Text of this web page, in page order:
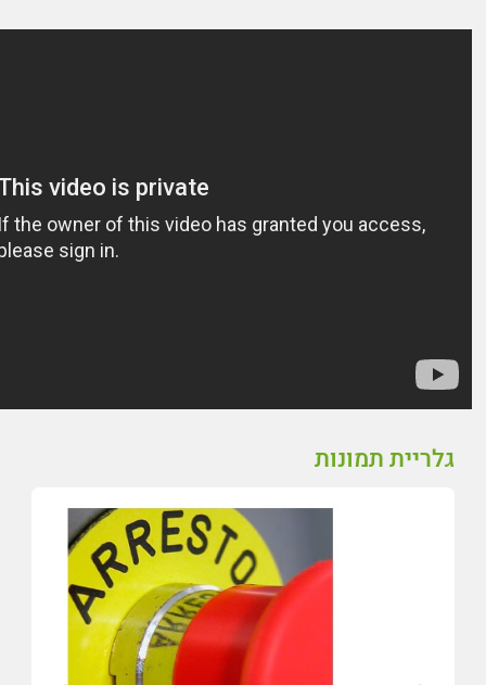
גלריית תמונות